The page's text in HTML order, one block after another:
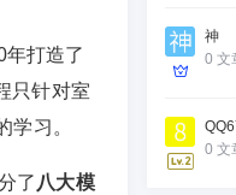
打造了
只针对室
习。
了 八大模
神
0 文
0 文